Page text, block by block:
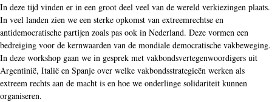
In deze tijd vinden er in een groot deel veel van de wereld verkiezingen plaats.
In veel landen zien we een sterke opkomst van extreemrechtse en
antidemocratische partijen zoals pas ook in Nederland. Deze vormen een
bedreiging voor de kernwaarden van de mondiale democratische vakbeweging.
In deze workshop gaan we in gesprek met vakbondsvertegenwoordigers uit
Argentinië, Italië en Spanje over welke vakbondsstrategieën werken als
extreem rechts aan de macht is en hoe we onderlinge solidariteit kunnen
organiseren.